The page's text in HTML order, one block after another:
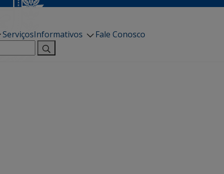
ServiçosInformativos
Fale Conosco